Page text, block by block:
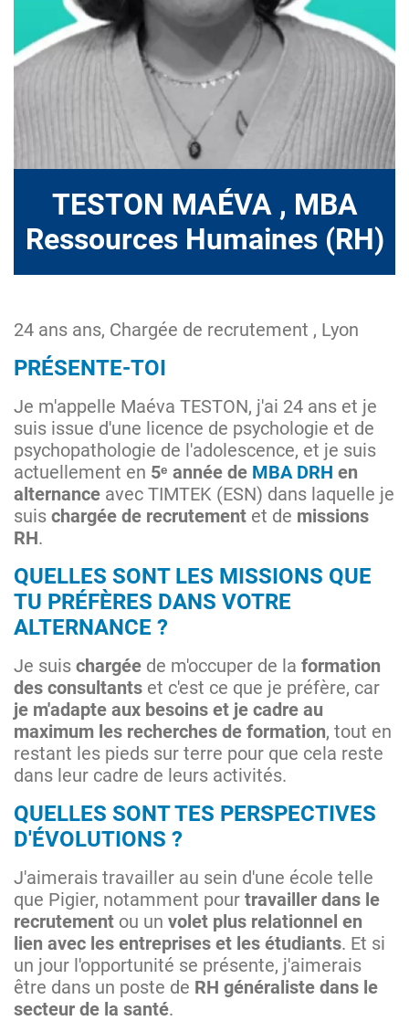
TESTON MAÉVA , MBA
Ressources Humaines (RH)
24 ans ans, Chargée de recrutement , Lyon
PRÉSENTE-TOI
Je m'appelle Maéva TESTON, j'ai 24 ans et je
suis issue d'une licence de psychologie et de
psychopathologie de l'adolescence, et je suis
actuellement en 5ᵉ année de MBA DRH en
alternance avec TIMTEK (ESN) dans laquelle je
suis chargée de recrutement et de missions
RH.
QUELLES SONT LES MISSIONS QUE
TU PRÉFÈRES DANS VOTRE
ALTERNANCE ?
Je suis chargée de m'occuper de la formation
des consultants et c'est ce que je préfère, car
je m'adapte aux besoins et je cadre au
maximum les recherches de formation, tout en
restant les pieds sur terre pour que cela reste
dans leur cadre de leurs activités.
QUELLES SONT TES PERSPECTIVES
D'ÉVOLUTIONS ?
J'aimerais travailler au sein d'une école telle
que Pigier, notamment pour travailler dans le
recrutement ou un volet plus relationnel en
lien avec les entreprises et les étudiants. Et si
un jour l'opportunité se présente, j'aimerais
être dans un poste de RH généraliste dans le
secteur de la santé.